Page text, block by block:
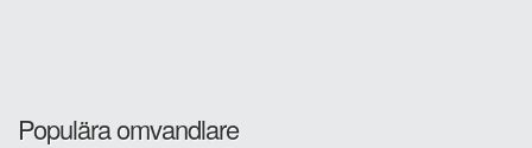
Populära omvandlare